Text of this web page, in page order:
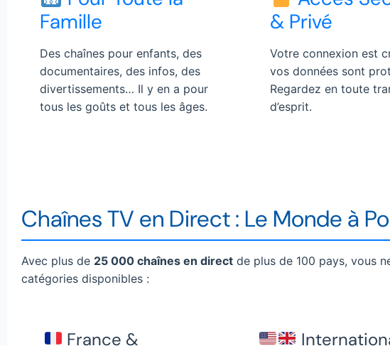
Famille
Des chaînes pour enfants, des
documentaires, des infos, des
divertissements… Il y en a pour
tous les goûts et tous les âges.
& Privé
Votre connexion est
vos données sont
Regardez en toute
d’esprit.
Chaînes TV en Direct : Le Monde à
Avec plus de 25 000 chaînes en direct de plus de 100 pays, vous
catégories disponibles :
France &